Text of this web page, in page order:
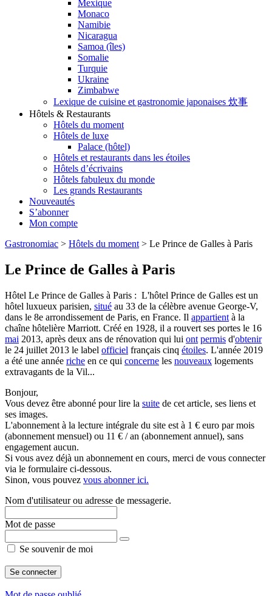
Mexique
Monaco
Namibie
Nicaragua
Samoa (îles)
Somalie
Turquie
Ukraine
Zimbabwe
Lexique de cuisine et gastronomie japonaises 炊事
Hôtels & Restaurants
Hôtels du moment
Hôtels de luxe
Palace (hôtel)
Hôtels et restaurants dans les étoiles
Hôtels d’écrivains
Hôtels fabuleux du monde
Les grands Restaurants
Nouveautés
S’abonner
Mon compte
Gastronomiac > Hôtels du moment > Le Prince de Galles à Paris
Le Prince de Galles à Paris
Hôtel Le Prince de Galles à Paris : L'hôtel Prince de Galles est un
hôtel luxueux parisien, situé au 33 de la célèbre avenue George-V,
dans le 8e arrondissement de Paris, en France. Il appartient à la
chaîne hôtelière Marriott. Créé en 1928, il a rouvert ses portes le 16
mai 2013, après deux ans de rénovation qui lui ont permis d'obtenir
le 24 juillet 2013 le label officiel français cinq étoiles. L'année 2019
a été une année riche en ce qui concerne les nouveaux logements
extravagants de la Vil...
Bonjour,
Vous devez être abonné pour lire la suite de cet article, ses liens et
ses images.
L'abonnement à la lecture intégrale du site est à 1 € euro par mois
(abonnement mensuel) ou 11 € / an (abonnement annuel), sans
engagement aucun.
Si vous avez déjà un abonnement en cours, merci de vous connecter
via le formulaire ci-dessous.
Sinon, vous pouvez vous abonner ici.
Nom d'utilisateur ou adresse de messagerie.
Mot de passe
Se souvenir de moi